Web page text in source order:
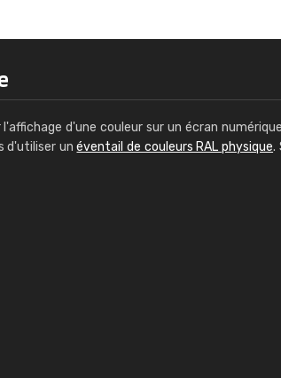
d'une couleur sur un écran
d'utiliser unéventail de couleurs RAL physique.